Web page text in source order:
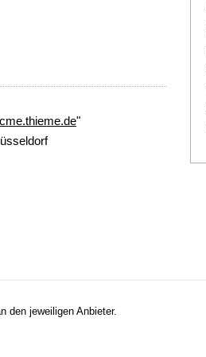
"
den jeweiligen Anbieter.